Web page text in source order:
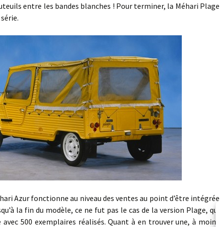
entre les bandes blanches ! Pour terminer, la Méhari Plage
fonctionne au niveau des ventes au point d’être intégrée
la fin du modèle, ce ne fut pas le cas de la version Plage, qui
500 exemplaires réalisés. Quant à en trouver une, à moins